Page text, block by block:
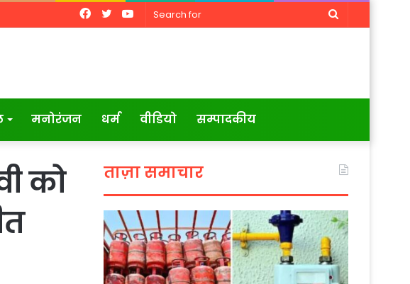
Search
YouTube
Twitter
Facebook
मनोरंजन धर्म वीडियो सम्पादकीय
को
ताज़ा समाचार